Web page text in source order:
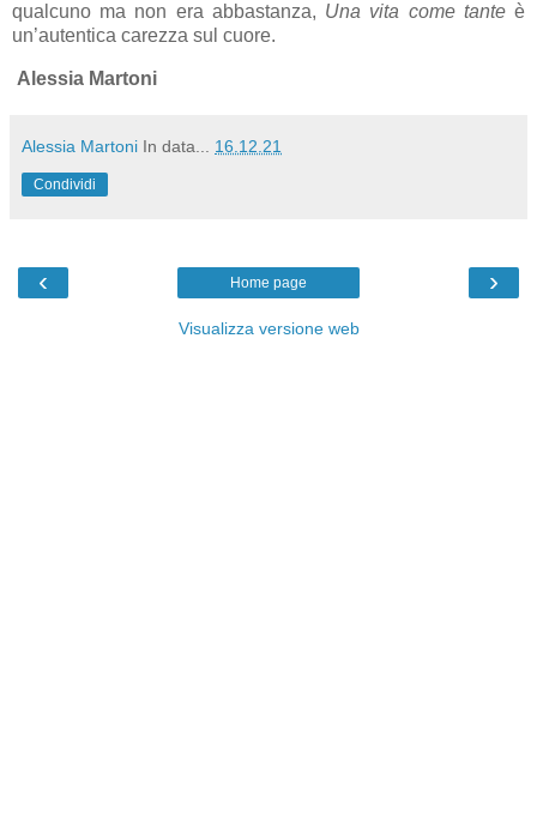
qualcuno ma non era abbastanza, Una vita come tanteè
un’autentica carezza sul cuore.
Alessia Martoni
Alessia Martoni In data... 16.12.21
Condividi
‹ ›
Home page
Visualizza versione web